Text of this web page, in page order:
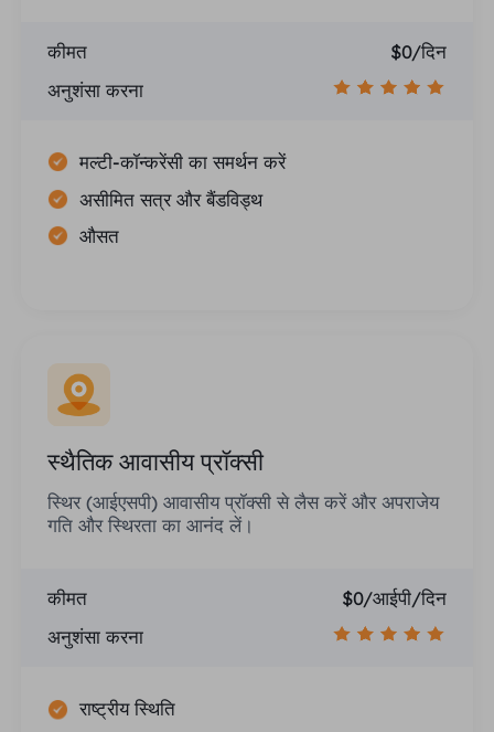
कीमत
$0/दिन
अनुशंसा करना
मल्टी-कॉन्करेंसी का समर्थन करें
असीमित सत्र और बैंडविड्थ
औसत
स्थैतिक आवासीय प्रॉक्सी
स्थिर (आईएसपी) आवासीय प्रॉक्सी से लैस करें और अपराजेय
गति और स्थिरता का आनंद लें।
कीमत
$0/आईपी/दिन
अनुशंसा करना
राष्ट्रीय स्थिति